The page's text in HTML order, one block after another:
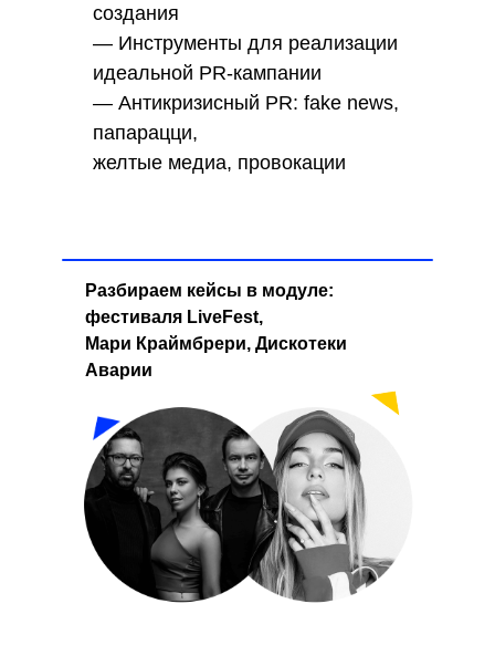
создания
— Инструменты для реализации
идеальной PR-кампании
— Антикризисный PR: fake news,
папарацци,
желтые медиа, провокации
Разбираем кейсы в модуле:
фестиваля LiveFest,
Мари Краймбрери, Дискотеки
Аварии